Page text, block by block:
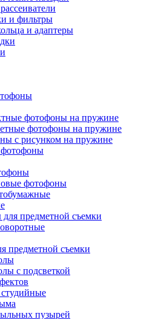
и фильтры
и адаптеры
фотофоны на пружине
фотофоны на пружине
с рисунком на пружине
фотофоны
предметной съемки
предметной съемки
с подсветкой
пузырей